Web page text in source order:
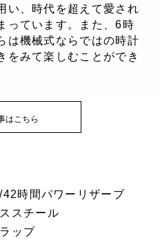
い、時代を超えて愛され
っています。また、6時
は機械式ならではの時計
をみて楽しむことができ
はこちら
42時間パワーリザーブ
スチール
ップ